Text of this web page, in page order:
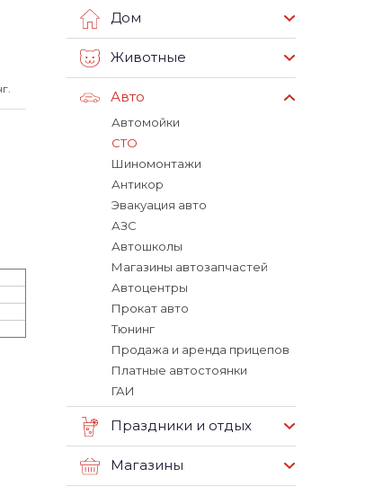
Дом
Животные
Авто
Автомойки
СТО
Шиномонтажи
Антикор
Эвакуация авто
АЗС
Автошколы
Магазины автозапчастей
Автоцентры
Прокат авто
Тюнинг
Продажа и аренда прицепов
Платные автостоянки
ГАИ
Праздники и отдых
Магазины